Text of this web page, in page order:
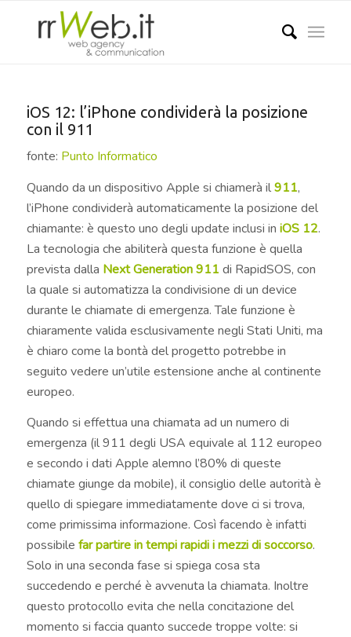
iOS 12: l’iPhone condividerà la posizione
con il 911
fonte: Punto Informatico
Quando da un dispositivo Apple si chiamerà il911,
l’iPhone condividerà automaticamente la posizione del
chiamante: è questo uno degli update inclusi in iOS 12.
La tecnologia che abiliterà questa funzione è quella
prevista dalla Next Generation 911di RapidSOS, con
la quale si automatizza la condivisione di un device
durante le chiamate di emergenza. Tale funzione è
chiaramente valida esclusivamente negli Stati Uniti, ma
è chiaro come la bontà del progetto potrebbe in
seguito vedere un’utile estensione anche al continente
europeo.
Quando si effettua una chiamata ad un numero di
emergenza (il 911 degli USA equivale al 112 europeo
e secondo i dati Apple alemno l’80% di queste
chiamate giunge da mobile), il consiglio delle autorità è
quello di spiegare immediatamente dove ci si trova,
come primissima informazione. Così facendo è infatti
possibile far partire in tempi rapidi i mezzi di soccorso.
Solo in una seconda fase si spiega cosa sta
succedendo e perché è avvenuta la chiamata. Inoltre
questo protocollo evita che nella concitazione del
momento si faccia quanto succede troppe volte: si